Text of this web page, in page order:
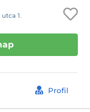
1.
Profil